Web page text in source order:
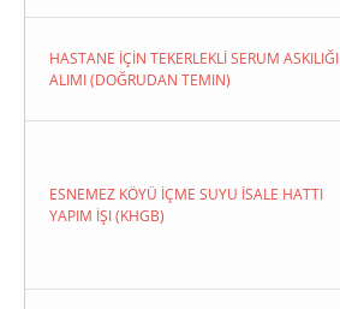
KHGB
HASTANE İÇİN TEKERLEKLİ SERUM ASKILIĞI
ALIMI (DOĞRUDAN TEMIN)
ESNEMEZ KÖYÜ İÇME SUYU İSALE HATTI
YAPIM İŞI (KHGB)